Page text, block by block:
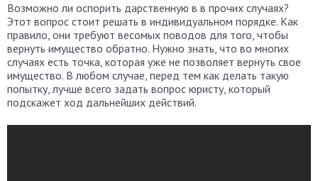
Возможно ли оспорить дарственную в в прочих случаях?
Этот вопрос стоит решать в индивидуальном порядке. Как
правило, они требуют весомых поводов для того, чтобы
вернуть имущество обратно. Нужно знать, что во многих
случаях есть точка, которая уже не позволяет вернуть свое
имущество. В любом случае, перед тем как делать такую
попытку, лучше всего задать вопрос юристу, который
подскажет ход дальнейших действий.